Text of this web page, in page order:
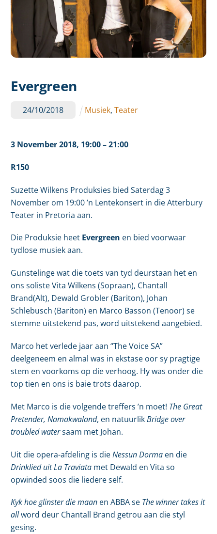
Evergreen
24/10/2018 Musiek,Teater
3 November2018, 19:00– 21:00
R150
Suzette Wilkens Produksies bied Saterdag 3
November om 19:00 ’n Lentekonsert in die Atterbury
Teater in Pretoria aan.
Die Produksie heet Evergreen en bied voorwaar
tydlose musiek aan.
Gunstelinge wat die toets van tyd deurstaan het en
ons soliste Vita Wilkens (Sopraan), Chantall
Brand(Alt), Dewald Grobler (Bariton), Johan
Schlebusch (Bariton) en Marco Basson (Tenoor) se
stemme uitstekend pas, word uitstekend aangebied.
Marco het verlede jaar aan “The Voice SA”
deelgeneem en almal was in ekstase oor sy pragtige
stem en voorkoms op die verhoog. Hy was onder die
top tien en ons is baie trots daarop.
Met Marco is die volgende treffers ’n moet! The Great
Pretender, Namakwaland, en natuurlikBridge over
troubled watersaam met Johan.
Uit die opera-afdeling is dieNessun Dorma en die
Drinklied uit La Traviata met Dewald en Vita so
opwinded soos die liedere self.
Kyk hoe glinster die maan en ABBA se The winner takes it
allword deur Chantall Brand getrou aan die styl
gesing.